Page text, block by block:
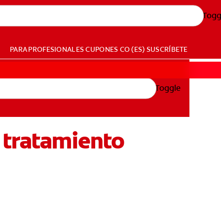
PARA PROFESIONALESCUPONES CO (ES) SUSCRÍBETE
Toggle
tratamiento